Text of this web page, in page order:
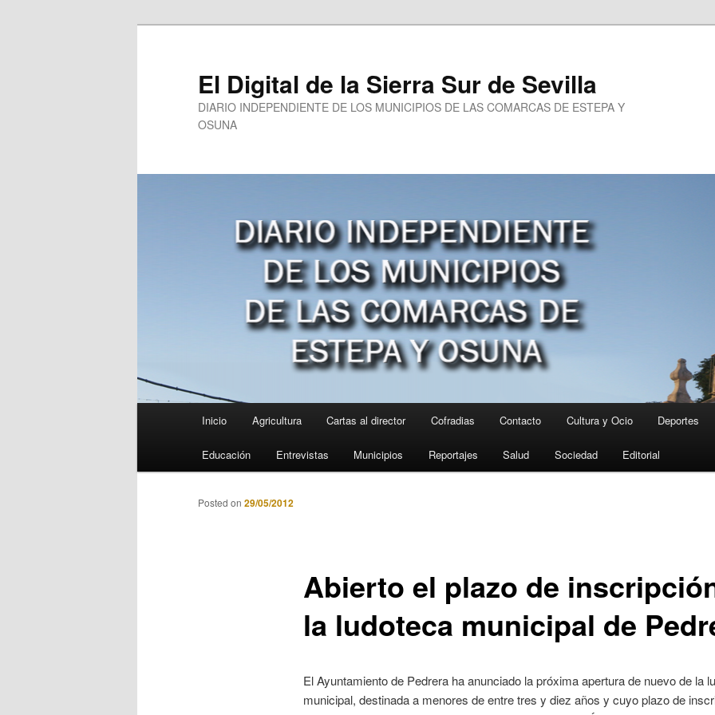
El Digital de la Sierra Sur de Sevilla
DIARIO INDEPENDIENTE DE LOS MUNICIPIOS DE LAS COMARCAS DE ESTEPA Y
OSUNA
Inicio Agricultura Cartas al director Cofradias Contacto Cultura y Ocio Deportes
Educación Entrevistas Municipios Reportajes Salud Sociedad Editorial
Abierto el plazo de
la ludoteca municipal de
Posted on 29/05/2012
El Ayuntamiento de Pedrera ha anunciado la próxima apertura de nuevo de la
municipal, destinada a menores de entre tres y diez años y cuyo plazo de